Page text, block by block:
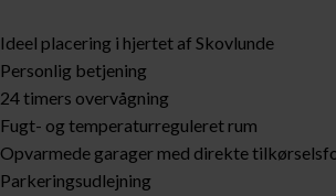
Ideel placering i hjertet af Skovlunde
Personlig betjening
24 timers overvågning
Fugt- og temperaturreguleret rum
Opvarmede garager med direkte
Parkeringsudlejning